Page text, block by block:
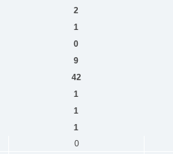
2
1
0
9
42
1
1
1
0